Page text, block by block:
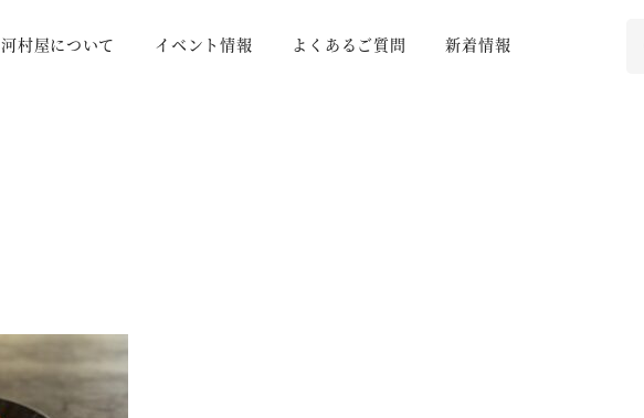
河村屋について イベント情報 よくあるご質問 新着情報